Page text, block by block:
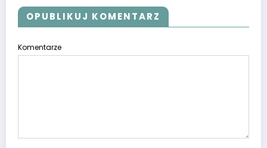
OPUBLIKUJ KOMENTARZ
Komentarze